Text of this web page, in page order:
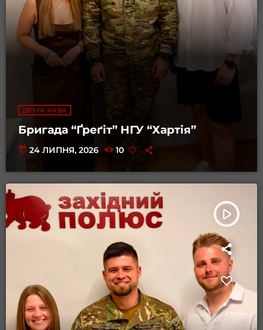
ДРУГА КАВА
Бригада “Ґреґіт” НГУ “Хартія”
today 24 ЛИПНЯ, 2026 10
play_arrow